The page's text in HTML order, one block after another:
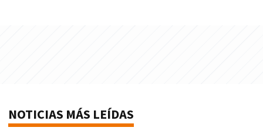
NOTICIAS MÁS LEÍDAS